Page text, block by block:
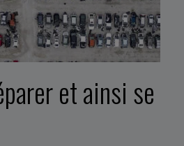
et ainsi se